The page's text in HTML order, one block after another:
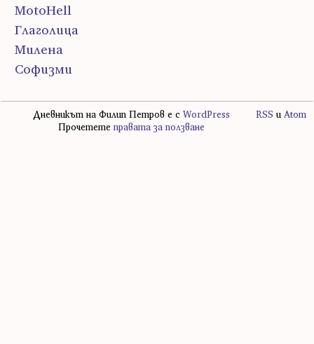
MotoHell
Глаголица
Милена
Софизми
RSS и Atom
Дневникът на Филип Петров е сWordPress
Прочететеправата за ползване